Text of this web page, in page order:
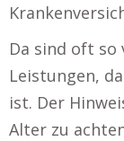
Da sind oft so
Leistungen,
ist. Der
Alter zu